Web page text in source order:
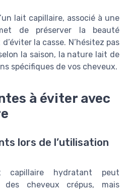
lait capillaire, associé à une
de préserver la beauté
la casse. N’hésitez pas
la saison, la nature lait de
spécifiques de vos cheveux.
à éviter avec
lors de l’utilisation
capillaire hydratant peut
cheveux crépus, mais